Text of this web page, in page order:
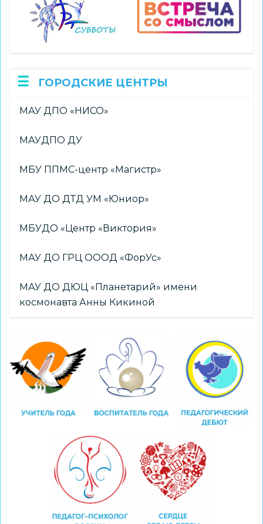
ГОРОДСКИЕ ЦЕНТРЫ
МАУ ДПО «НИСО»
МАУДПО ДУ
МБУ ППМС-центр «Магистр»
МАУ ДО ДТД УМ «Юниор»
МБУДО «Центр «Виктория»
МАУ ДО ГРЦ ОООД «ФорУс»
МАУ ДО ДЮЦ «Планетарий» имени
космонавта Анны Кикиной